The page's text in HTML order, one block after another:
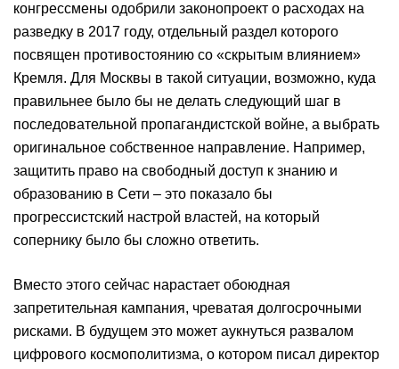
конгрессмены одобрили законопроект о расходах на
разведку в 2017 году, отдельный раздел которого
посвящен противостоянию со «скрытым влиянием»
Кремля. Для Москвы в такой ситуации, возможно, куда
правильнее было бы не делать следующий шаг в
последовательной пропагандистской войне, а выбрать
оригинальное собственное направление. Например,
защитить право на свободный доступ к знанию и
образованию в Сети – это показало бы
прогрессистский настрой властей, на который
сопернику было бы сложно ответить.
Вместо этого сейчас нарастает обоюдная
запретительная кампания, чреватая долгосрочными
рисками. В будущем это может аукнуться развалом
цифрового космополитизма, о котором писал директор